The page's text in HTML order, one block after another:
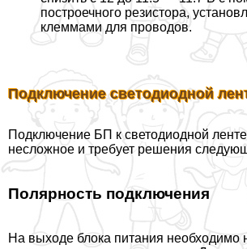
построечного резистора,
клеммами для проводов.
Подключение светодиодной
Подключение БП к светодиодной
несложное и требует решения
Полярность подключения
На выходе блока питания необходимо